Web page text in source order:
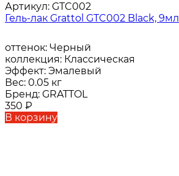
Артикул: GTC002
Гель-лак Grattol GTC002 Black, 9мл
оттенок: Черный
коллекция: Классическая
Эффект: Эмалевый
Вес: 0.05 кг
Бренд: GRATTOL
350 ₽
В корзину